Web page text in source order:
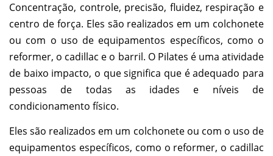
Concentração, controle, precisão, fluidez, respiração e
centro de força. Eles são realizados em um colchonete
ou com o uso de equipamentos específicos, como o
reformer, o cadillac e o barril. O Pilates é uma atividade
de baixo impacto, o que significa que é adequado para
pessoas de todas as idades e níveis de
condicionamento físico.
Eles são realizados em um colchonete ou com o uso de
equipamentos específicos, como o reformer, o cadillac